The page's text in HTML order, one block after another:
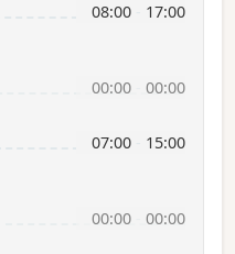
08:00 17:00
00:00 00:00
07:00 15:00
00:00 00:00